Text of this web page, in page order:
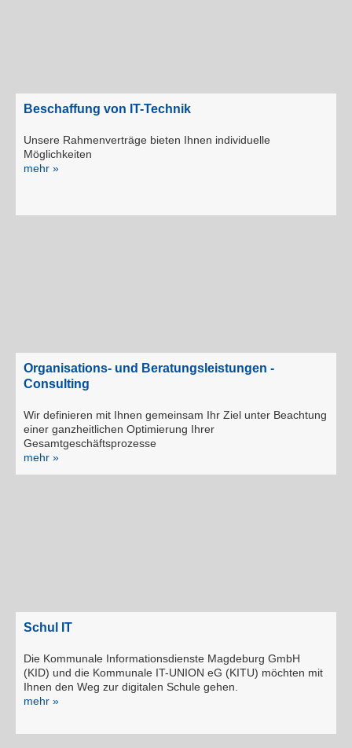
Beschaffung von IT-Technik
Unsere Rahmenverträge bieten Ihnen individuelle
Möglichkeiten
mehr »
Organisations- und Beratungsleistungen -
Consulting
Wir definieren mit Ihnen gemeinsam Ihr Ziel unter Beachtung
einer ganzheitlichen Optimierung Ihrer
Gesamtgeschäftsprozesse
mehr »
Schul IT
Die Kommunale Informationsdienste Magdeburg GmbH
(KID) und die Kommunale IT-UNION eG (KITU) möchten mit
Ihnen den Weg zur digitalen Schule gehen.
mehr »